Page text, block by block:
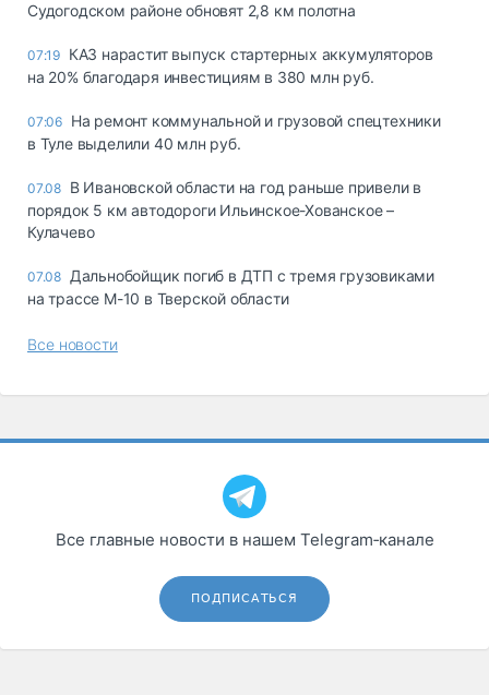
Судогодском районе обновят 2,8 км полотна
07:19 КАЗ нарастит выпуск стартерных аккумуляторов
на 20% благодаря инвестициям в 380 млн руб.
07:06 На ремонт коммунальной и грузовой спецтехники
в Туле выделили 40 млн руб.
07.08 В Ивановской области на год раньше привели в
порядок 5 км автодороги Ильинское-Хованское –
Кулачево
07.08 Дальнобойщик погиб в ДТП с тремя грузовиками
на трассе М-10 в Тверской области
Все новости
Все главные новости в нашем Telegram‑канале
ПОДПИСАТЬСЯ